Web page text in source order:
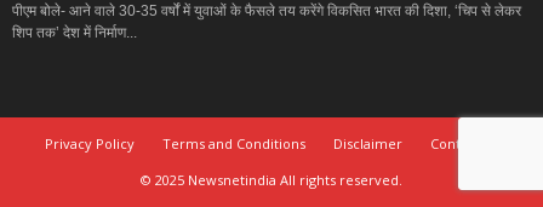
पीएम बोले- आने वाले 30-35 वर्षों में युवाओं के फैसले तय करेंगे विकसित भारत की दिशा, ‘चिप से लेकर
शिप तक’ देश में निर्माण...
Privacy Policy Terms and Conditions Disclaimer
Contact Us
© 2025 Newsnetindia All rights reserved.